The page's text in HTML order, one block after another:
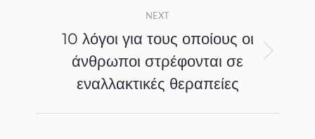
navigation
NEXT
Next
post:
10 λόγοι για τους οποίους οι
άνθρωποι στρέφονται σε
εναλλακτικές θεραπείες